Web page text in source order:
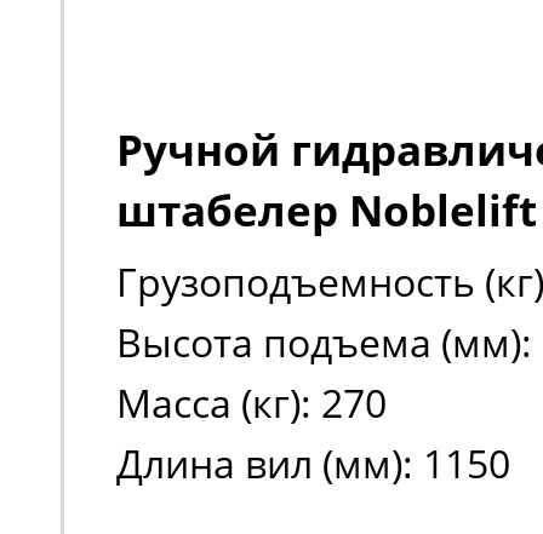
Ручной
штабелер Noblelift
Грузоподъемность
Высота подъема (мм):
Масса (кг): 270
Длина вил (мм): 1150